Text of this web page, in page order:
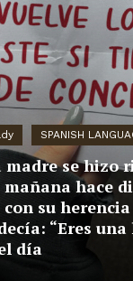
SPANISH
se hizo
hace
su
“Eres una
día